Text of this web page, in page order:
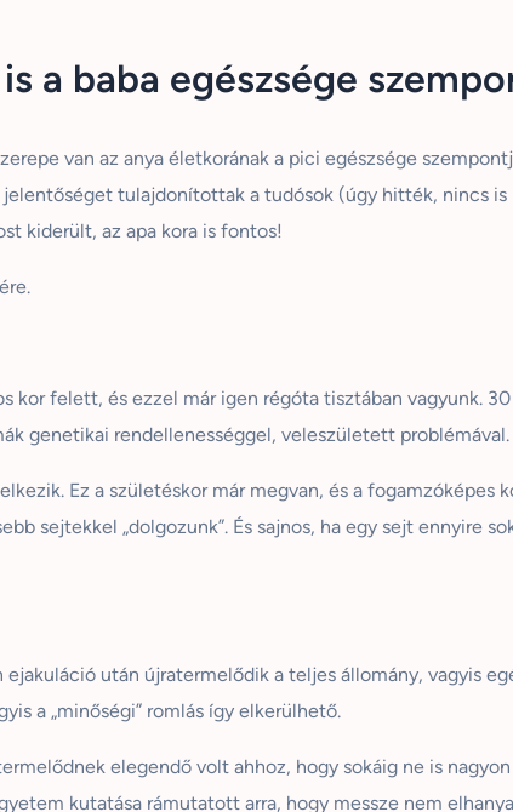
a baba egészsége
van az anya életkorának a pici egészsége
tulajdonítottak a tudósok (úgy hitték, nincs
kiderült, az apa kora is fontos!
kor felett, és ezzel már igen régóta tisztában vagyunk.
genetikai rendellenességgel, veleszületett problémával.
Ez a születéskor már megvan, és a fogamzóképes
sejtekkel „dolgozunk”. És sajnos, ha egy sejt ennyire
után újratermelődik a teljes állomány, vagyis
a „minőségi” romlás így elkerülhető.
elegendő volt ahhoz, hogy sokáig ne is
kutatása rámutatott arra, hogy messze nem